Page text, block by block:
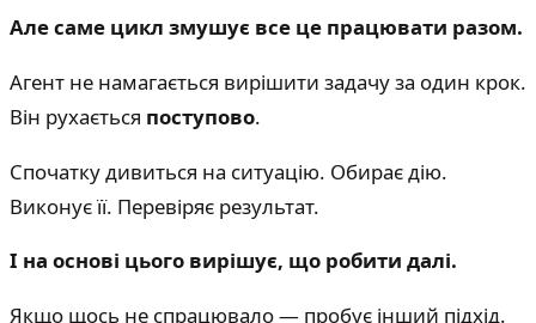
Але саме цикл змушує все це працювати разом.
Агент не намагається вирішити задачу за один крок.
Він рухається поступово.
Спочатку дивиться на ситуацію. Обирає дію.
Виконує її. Перевіряє результат.
І на основі цього вирішує, що робити далі.
Якщо щось не спрацювало — пробує інший підхід.